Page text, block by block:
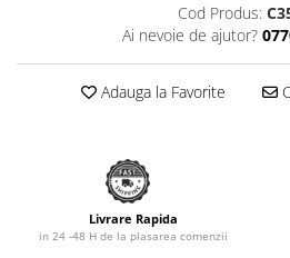
Cod Produs:
Ai nevoie de ajutor?
Adauga la Favorite
Livrare Rapida
in 24 -48 H de la plasarea comenzii